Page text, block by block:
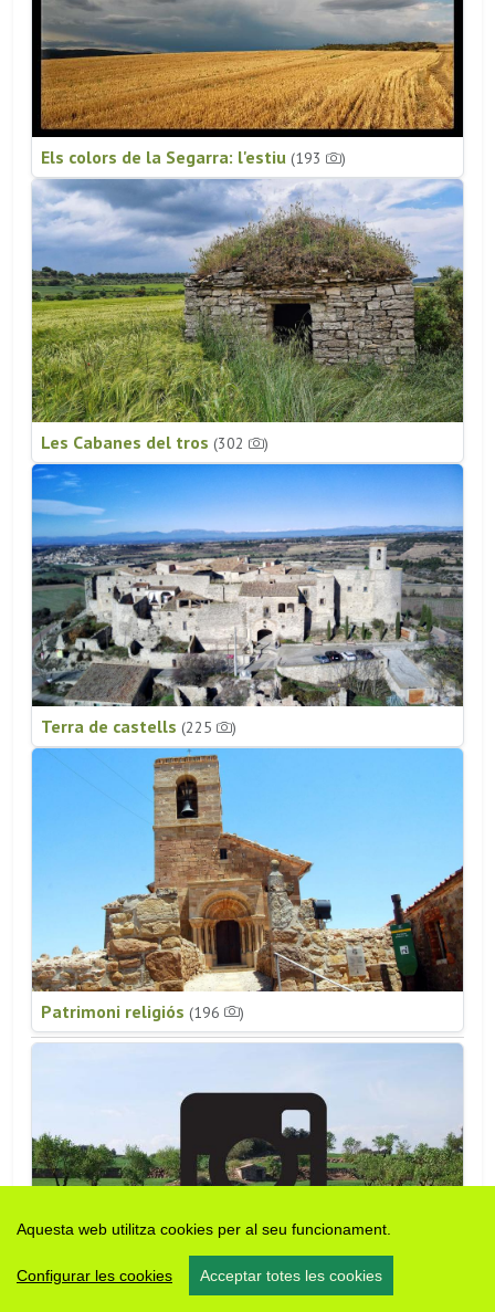
Aquesta web utilitza cookies per al seu funcionament.
Configurar les cookies Acceptar totes les cookies
Els colors de la Segarra: l'estiu (193 )
Les Cabanes del tros (302 )
Terra de castells (225 )
Patrimoni religiós (196 )